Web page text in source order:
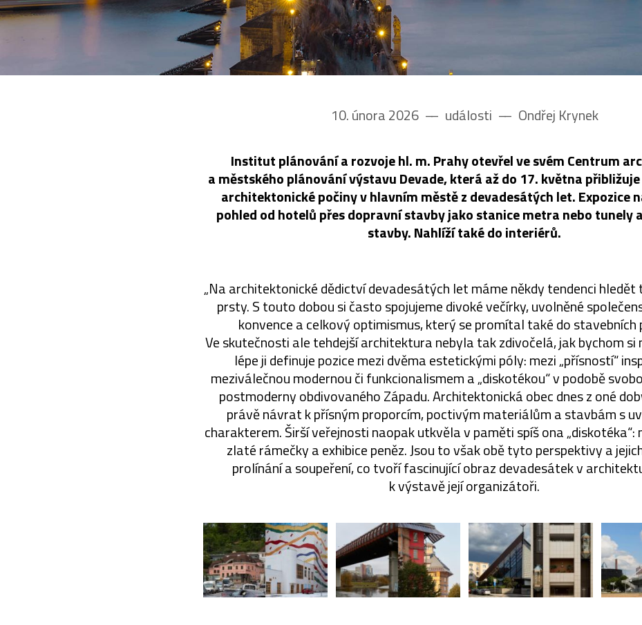
10. února 2026 –– události –– Ondřej Krynek
Institut plánování a rozvoje hl. m. Prahy otevřel ve svém Centrum
a městského plánování výstavu Devade, která až do 17. května
architektonické počiny v hlavním městě z devadesátých let. Expozice
pohled od hotelů přes dopravní stavby jako stanice metra nebo tunely
stavby. Nahlíží také do interiérů.
„Na architektonické dědictví devadesátých let máme někdy tendenci
prsty. S touto dobou si často spojujeme divoké večírky, uvolněné
konvence a celkový optimismus, který se promítal také do stavebních
Ve skutečnosti ale tehdejší architektura nebyla tak zdivočelá, jak bychom
lépe ji definuje pozice mezi dvěma estetickými póly: mezi „přísností“
meziválečnou modernou či funkcionalismem a „diskotékou“ v podobě
postmoderny obdivovaného Západu. Architektonická obec dnes z oné
právě návrat k přísným proporcím, poctivým materiálům a stavbám s
charakterem. Širší veřejnosti naopak utkvěla v paměti spíš ona „diskotéka“:
zlaté rámečky a exhibice peněz. Jsou to však obě tyto perspektivy a
prolínání a soupeření, co tvoří fascinující obraz devadesátek v
k výstavě její organizátoři.